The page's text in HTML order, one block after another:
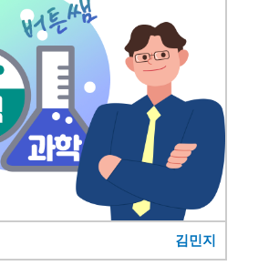
김민지